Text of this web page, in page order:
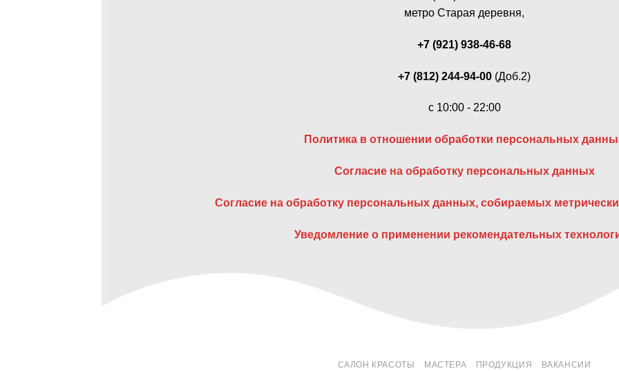
метро Старая деревня,
+7 (921) 938-46-68
+7 (812) 244-94-00 (Доб.2)
c 10:00 - 22:00
Политика в отношении обработки персональных
Согласие на обработку персональных данных
Согласие на обработку персональных данных, собираемых
Уведомление о применении рекомендательных
САЛОН КРАСОТЫ МАСТЕРА ПРОДУКЦИЯ ВАКАНСИИ